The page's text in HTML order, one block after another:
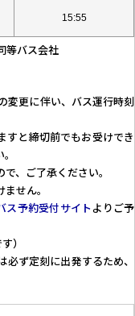
15:55
等バス会社
変更に伴い、バス運行時刻
すと締切前でもお受けでき
、ご了承ください。
せん。
ス予約受付サイトよりご予
）
ず定刻に出発するため、